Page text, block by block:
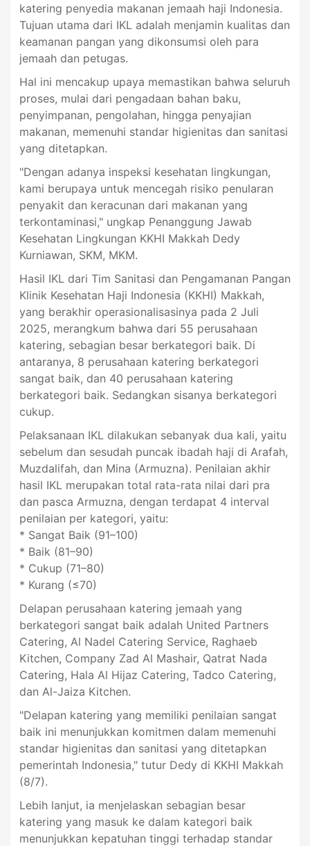
katering penyedia makanan jemaah haji Indonesia.
Tujuan utama dari IKL adalah menjamin kualitas dan
keamanan pangan yang dikonsumsi oleh para
jemaah dan petugas.
Hal ini mencakup upaya memastikan bahwa seluruh
proses, mulai dari pengadaan bahan baku,
penyimpanan, pengolahan, hingga penyajian
makanan, memenuhi standar higienitas dan sanitasi
yang ditetapkan.
"Dengan adanya inspeksi kesehatan lingkungan,
kami berupaya untuk mencegah risiko penularan
penyakit dan keracunan dari makanan yang
terkontaminasi," ungkap Penanggung Jawab
Kesehatan Lingkungan KKHI Makkah Dedy
Kurniawan, SKM, MKM.
Hasil IKL dari Tim Sanitasi dan Pengamanan Pangan
Klinik Kesehatan Haji Indonesia (KKHI) Makkah,
yang berakhir operasionalisasinya pada 2 Juli
2025, merangkum bahwa dari 55 perusahaan
katering, sebagian besar berkategori baik. Di
antaranya, 8 perusahaan katering berkategori
sangat baik, dan 40 perusahaan katering
berkategori baik. Sedangkan sisanya berkategori
cukup.
Pelaksanaan IKL dilakukan sebanyak dua kali, yaitu
sebelum dan sesudah puncak ibadah haji di Arafah,
Muzdalifah, dan Mina (Armuzna). Penilaian akhir
hasil IKL merupakan total rata-rata nilai dari pra
dan pasca Armuzna, dengan terdapat 4 interval
penilaian per kategori, yaitu:
* Sangat Baik (91–100)
* Baik (81–90)
* Cukup (71–80)
* Kurang (≤70)
Delapan perusahaan katering jemaah yang
berkategori sangat baik adalah United Partners
Catering, Al Nadel Catering Service, Raghaeb
Kitchen, Company Zad Al Mashair, Qatrat Nada
Catering, Hala Al Hijaz Catering, Tadco Catering,
dan Al-Jaiza Kitchen.
"Delapan katering yang memiliki penilaian sangat
baik ini menunjukkan komitmen dalam memenuhi
standar higienitas dan sanitasi yang ditetapkan
pemerintah Indonesia," tutur Dedy di KKHI Makkah
(8/7).
Lebih lanjut, ia menjelaskan sebagian besar
katering yang masuk ke dalam kategori baik
menunjukkan kepatuhan tinggi terhadap standar